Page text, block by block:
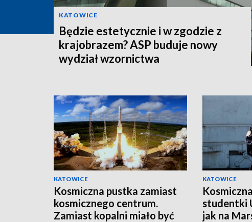
KATOWICE
Będzie estetycznie i w zgodzie z
krajobrazem? ASP buduje nowy
wydział wzornictwa
KATOWICE
Kosmiczna pustka zamiast
kosmicznego centrum.
Zamiast kopalni miało być
KATOWICE
studentki
jak na